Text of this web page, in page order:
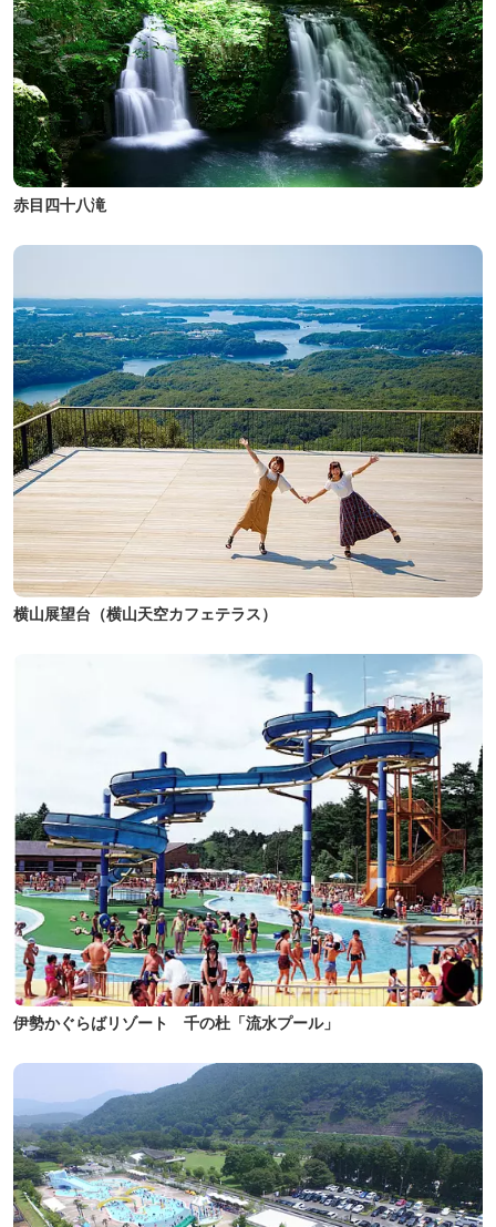
赤目四十八滝
横山展望台（横山天空カフェテラス）
伊勢かぐらばリゾート 千の杜「流水プール」